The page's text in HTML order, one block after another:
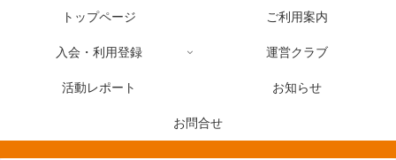
トップページ ご利用案内
入会・利用登録 運営クラブ
活動レポート お知らせ
お問合せ